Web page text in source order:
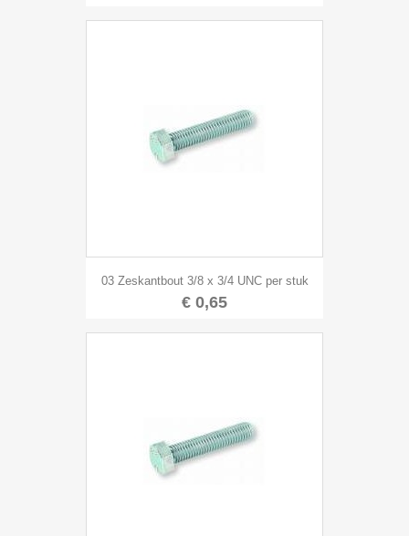
03 Zeskantbout 3/8 x 3/4 UNC per stuk
€ 0,65